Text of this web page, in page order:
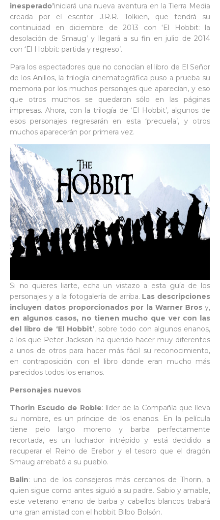
inesperado’iniciará una nueva aventura en la Tierra Media
creada por el escritor J.R.R. Tolkien, que tendrá su
continuidad en diciembre de 2013 con ‘El Hobbit: la
desolación de Smaug’ y llegará a su fin en julio de 2014
con ‘El Hobbit: partida y regreso’.
Para los espectadores que no conocían el libro de El Señor
de los Anillos, la trilogía cinematográfica puso a prueba su
memoria por los muchos personajes que aparecían, y eso
que otros muchos se quedaron sólo en las páginas
impresas. Ahora, con la trilogía de ‘El Hobbit’, algunos de
esos personajes regresarán en esta ‘precuela’, y otros
muchos aparecerán por primera vez.
Si no quieres liarte, echa un vistazo a esta guía de los
personajes y a la fotogalería de arriba. Las descripciones
incluyen datos proporcionados por la Warner Brosy,
en algunos casos, no tienen mucho que ver con las
del libro de ‘El Hobbit’, sobre todo con algunos enanos,
a los que Peter Jackson ha querido hacer muy diferentes
a unos de otros para hacer más fácil su reconocimiento,
en contraposición con el libro donde eran mucho más
parecidos todos los enanos.
Personajes nuevos
Thorin Escudo de Roble: líder de la Compañía que lleva
su nombre, es un príncipe de los enanos. En la película
tiene pelo largo moreno y barba perfectamente
recortada, es un luchador intrépido y está decidido a
recuperar el Reino de Erebor y el tesoro que el dragón
Smaug arrebató a su pueblo.
Balin: uno de los consejeros más cercanos de Thorin, a
quien sigue como antes siguió a su padre. Sabio y amable,
este veterano enano de barba y cabellos blancos trabará
una gran amistad con el hobbit Bilbo Bolsón.